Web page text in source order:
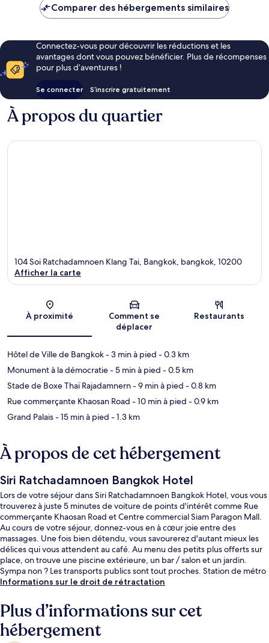
de
Comparer des hébergements similaires
Connectez-vous pour découvrir les réductions et les
avantages dont vous pouvez bénéficier. Plus de récompenses
pour plus d’aventures !
Se connecter S’inscrire gratuitement
À propos du quartier
Carte
104 Soi Ratchadamnoen Klang Tai, Bangkok, bangkok, 10200
Afficher la carte
À proximité
Comment se
déplacer
Restaurants
Hôtel de Ville de Bangkok- 3 min à pied - 0.3 km
Monument à la démocratie- 5 min à pied - 0.5 km
Stade de Boxe Thaï Rajadamnern- 9 min à pied - 0.8 km
Rue commerçante Khaosan Road - 10 min à pied - 0.9 km
Grand Palais- 15 min à pied - 1.3 km
À propos de cet hébergement
Siri Ratchadamnoen Bangkok Hotel
Lors de votre séjour dans Siri Ratchadamnoen Bangkok Hotel, vous vous
trouverez à juste 5 minutes de voiture de points d'intérêt comme Rue
commerçante Khaosan Road et Centre commercial Siam Paragon Mall.
Au cours de votre séjour, donnez-vous en à cœur joie entre des
massages. Une fois bien détendu, vous savourerez d'autant mieux les
délices qui vous attendent au café. Au menu des petits plus offerts sur
place, on trouve une piscine extérieure, un bar / salon et un jardin.
Sympa non ? Les transports publics sont tout proches. Station de métro
Sam Yot se situe à seulement 13 min à pied.
Informations sur le droit de rétractation
Plus d’informations sur cet
hébergement